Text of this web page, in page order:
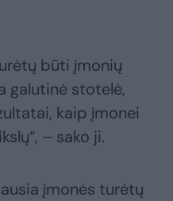
būti įmonių
galutinė stotelė,
kaip įmonei
– sako ji.
įmonės turėtų